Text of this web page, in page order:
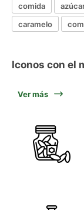
comida
caramelo
Iconos con el
Ver más